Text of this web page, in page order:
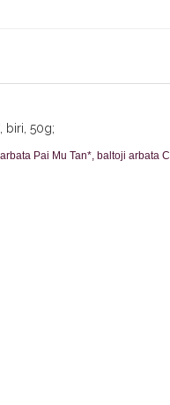
biri, 50g;
Pai Mu Tan*, baltoji